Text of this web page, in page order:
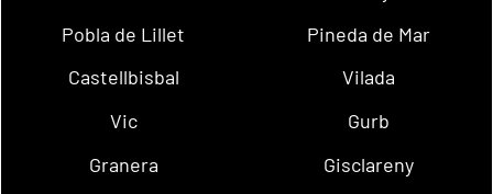
Pobla de Lillet
Pineda de Mar
Castellbisbal
Vilada
Vic
Gurb
Granera
Gisclareny